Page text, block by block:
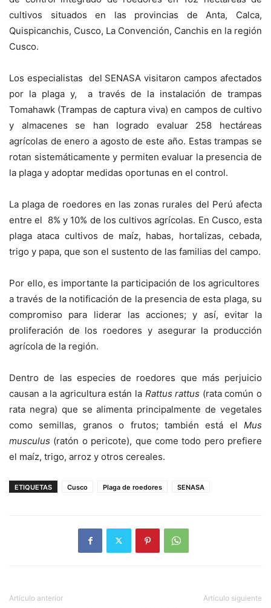
cultivos situados en las provincias de Anta, Calca,
Quispicanchis, Cusco, La Convención, Canchis en la región
Cusco.
Los especialistas del SENASA visitaron campos afectados
por la plaga y, a través de la instalación de trampas
Tomahawk (Trampas de captura viva) en campos de cultivo
y almacenes se han logrado evaluar 258 hectáreas
agrícolas de enero a agosto de este año. Estas trampas se
rotan sistemáticamente y permiten evaluar la presencia de
la plaga y adoptar medidas oportunas en el control.
La plaga de roedores en las zonas rurales del Perú afecta
entre el 8% y 10% de los cultivos agrícolas. En Cusco, esta
plaga ataca cultivos de maíz, habas, hortalizas, cebada,
trigo y papa, que son el sustento de las familias del campo.
Por ello, es importante la participación de los agricultores
a través de la notificación de la presencia de esta plaga, su
compromiso para liderar las acciones; y así, evitar la
proliferación de los roedores y asegurar la producción
agrícola de la región.
Dentro de las especies de roedores que más perjuicio
causan a la agricultura están la Rattus rattus (rata común o
rata negra) que se alimenta principalmente de vegetales
como semillas, granos o frutos; también está el Mus
musculus (ratón o pericote), que come todo pero prefiere
el maíz, trigo, arroz y otros cereales.
ETIQUETAS Cusco Plaga de roedores SENASA
Artículo anterior Artículo siguiente